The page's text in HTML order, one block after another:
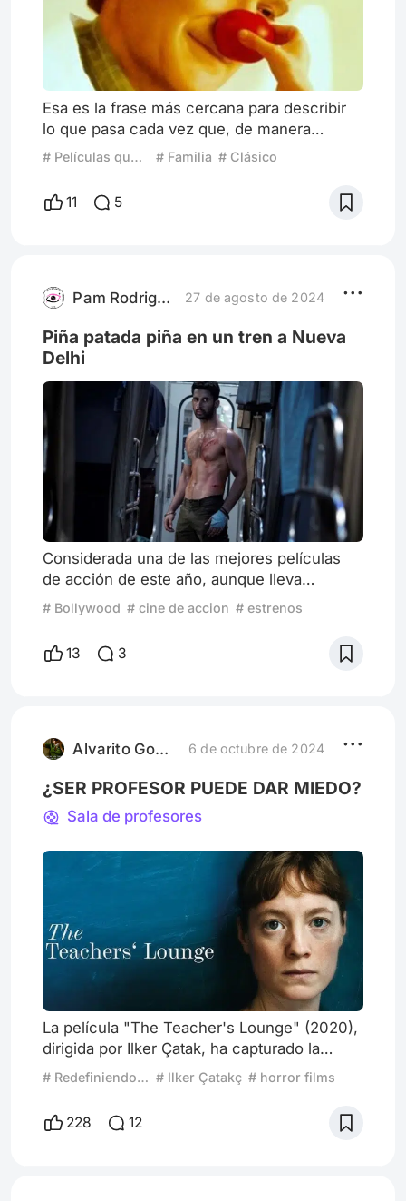
Esa es la frase más cercana para describir
lo que pasa cada vez que, de manera
intencional o sorpresiva, me encuentro con
la maravillosa oportunidad de disfrutar de
esta película. Y es que desde la primera vez
que la vi, me di cuenta de que no sería una
alegría y expectativa como
# Películas que volverías a ver # Familia # Clásico
11 5
Pam Rodriguez 27 de agosto de 2024
Piña patada piña en un tren a Nueva
Delhi
Considerada una de las mejores películas
de acción de este año, aunque lleva
recorriendo con mucho éxito festivales
desde el año pasado(donde ganó el premio
del público de la sección nocturna de
Toronto), Kill (Kill-Masacre en el tren) está
películas como Saluum(2009), la
# Bollywood # cine de accion # estrenos
13 3
Alvarito Gomez 6 de octubre de 2024
¿SER PROFESOR PUEDE DAR MIEDO?
Sala de profesores
La película "The Teacher's Lounge" (2020),
dirigida por Ilker Çatak, ha capturado la
atención del público y la crítica por su audaz
y realista exploración del mundo educativo.
La historia gira en torno a la joven profesora
Sra. Klee, quien comienza a trabajar en una
# Redefiniendo el cine de terror # Ilker Çatakç # horror films
228 12